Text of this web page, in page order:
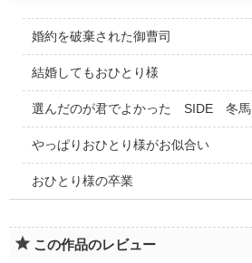
婚約を破棄された御曹司
結婚してもおひとり様
選んだのが君でよかった SIDE 冬馬
やっぱりおひとり様がお似合い
おひとり様の卒業
この作品のレビュー